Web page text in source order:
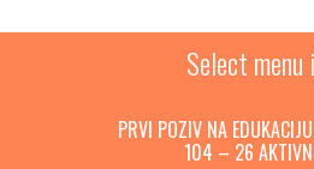
Select
PRVI POZIV NA
104 – 26